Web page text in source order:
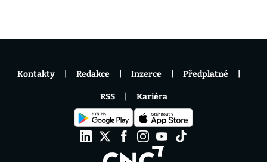
Kontakty Redakce Inzerce Předplatné
RSS Kariéra